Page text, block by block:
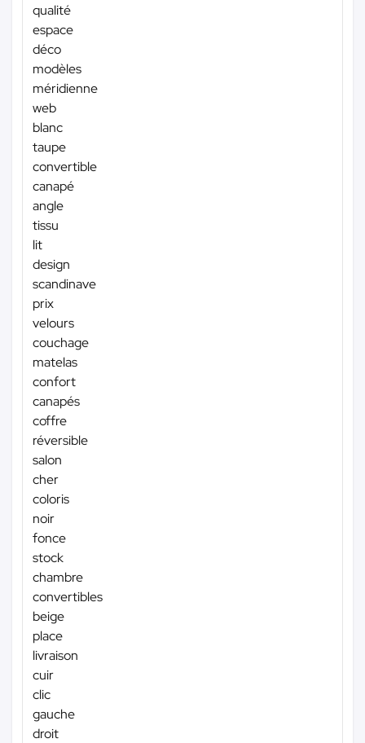
qualité
espace
déco
modèles
méridienne
web
blanc
taupe
convertible
canapé
angle
tissu
lit
design
scandinave
prix
velours
couchage
matelas
confort
canapés
coffre
réversible
salon
cher
coloris
noir
fonce
stock
chambre
convertibles
beige
place
livraison
cuir
clic
gauche
droit